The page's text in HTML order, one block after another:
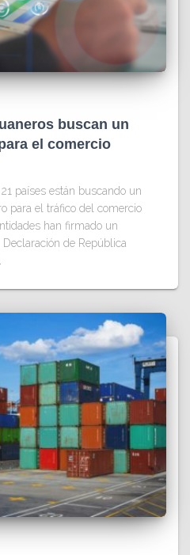
buscan un
el comercio
países están buscando un
para el tráfico del comercio
han firmado un
de República